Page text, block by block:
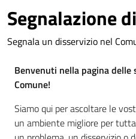
Segnalazione
Segnala un disservizio nel
Benvenuti nella pagina
Comune!
Siamo qui per ascoltare le
un ambiente migliore per